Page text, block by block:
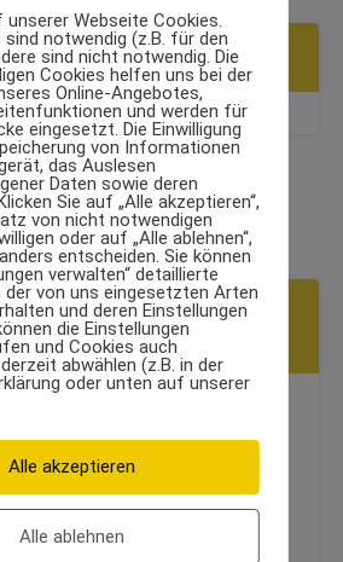
SCHRITTE
AUS DER KATEGORIE
SCHULTER
in
mit seitlichem
Webseite Cookies.
sind notwendig (z.B. für den
sind nicht notwendig. Die
Cookies helfen uns bei der
Online-Angebotes,
und werden für
eingesetzt. Die Einwilligung
von Informationen
das Auslesen
Daten sowie deren
Sie auf „Alle akzeptieren“,
von nicht notwendigen
oder auf „Alle ablehnen“,
entscheiden. Sie können
verwalten“ detaillierte
von uns eingesetzten Arten
und deren Einstellungen
die Einstellungen
und Cookies auch
abwählen (z.B. in der
oder unten auf unserer
Alle akzeptieren
Alle ablehnen